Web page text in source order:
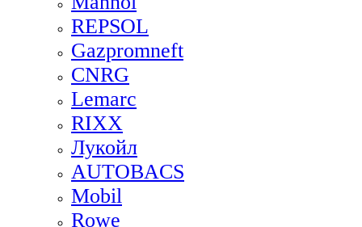
REPSOL
Gazpromneft
CNRG
Lemarc
RIXX
Лукойл
AUTOBACS
Mobil
Rowe